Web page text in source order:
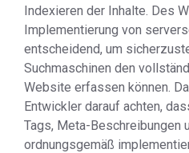
Indexieren der Inhalte. Des
Implementierung von
entscheidend, um
Suchmaschinen den
Website erfassen können.
Entwickler darauf achten,
Tags, Meta-Beschreibungen
ordnungsgemäß